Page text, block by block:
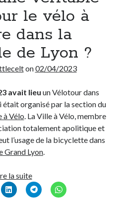
quoi ? #52
à Lyon
ma vélorution toute personnelle
ma vélorution toute personnelle
opéré ma vélorution toute
à Lyon
ma vélorution toute personnelle
j’ai opéré ma vélorution toute
le vélo à
dans la
de Lyon ?
on02/04/2023
avait lieu un Vélotour dans
organisé par la section du
à Vélo. La Ville à Vélo, membre
totalement apolitique et
l’usage de la bicyclette dans
Grand Lyon.
la suiteA
quand
une